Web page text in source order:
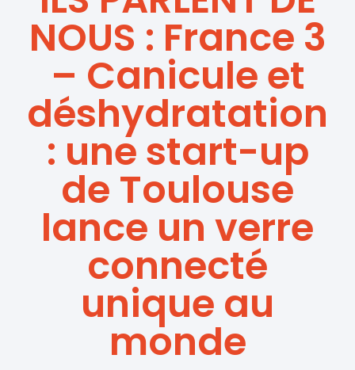
NOUS : France 3
– Canicule et
déshydratation
: une start-up
de Toulouse
lance un verre
connecté
unique au
monde